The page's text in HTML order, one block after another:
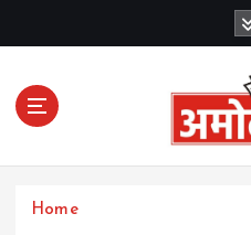
c
Amolak News
Home